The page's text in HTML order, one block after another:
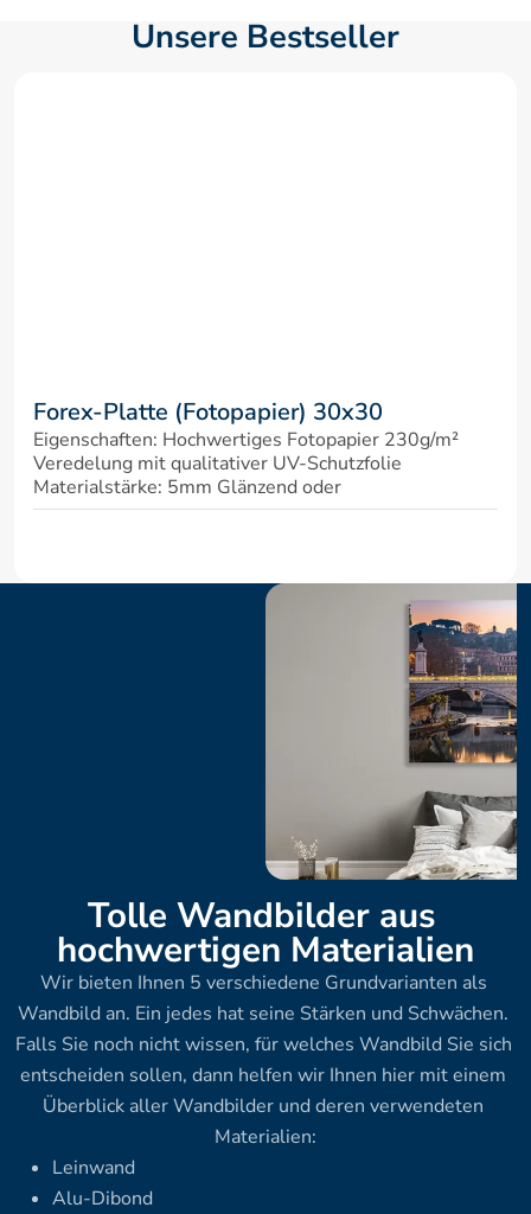
Unsere Bestseller
Forex-Platte (Fotopapier) 30x30
Eigenschaften: Hochwertiges Fotopapier 230g/m²
Veredelung mit qualitativer UV-Schutzfolie
Materialstärke: 5mm Glänzend oder
Tolle Wandbilder aus
hochwertigen Materialien
Wir bieten Ihnen 5 verschiedene Grundvarianten als
Wandbild an. Ein jedes hat seine Stärken und Schwächen.
Falls Sie noch nicht wissen, für welches Wandbild Sie sich
entscheiden sollen, dann helfen wir Ihnen hier mit einem
Überblick aller Wandbilder und deren verwendeten
Materialien:
Leinwand
Alu-Dibond